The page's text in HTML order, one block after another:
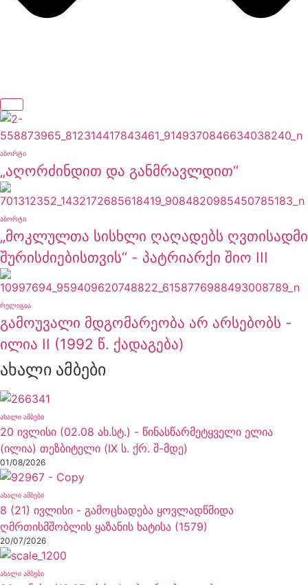
ᲐᲑᲝᲠᲢᲘ
„აღორძინდით და განმრავლდით“
ᲐᲑᲝᲠᲢᲘ
„მოკლულთა სისხლი ღაღადებს ღვთისადმი
შურისძიებისთვის“ - პატრიარქი შიო III
ᲠᲔᲚᲘᲒᲘᲐ
გამოუვალი მდგომარეობა არ არსებობს -
ილია II (1992 წ. ქადაგება)
ახალი ამბები
ᲐᲮᲐᲚᲘ ᲐᲛᲑᲔᲑᲘ
20 ივლისი (02.08 ახ.სტ.) - წინასწარმეტყველი ელია
(ილია) თეზბიტელი (IX ს. ქრ. შ-მდე)
01/08/2026
ᲐᲮᲐᲚᲘ ᲐᲛᲑᲔᲑᲘ
8 (21) ივლისი - გამოცხადება ყოვლადწმიდა
ღმრთისმშობლის ყაზანის ხატისა (1579)
20/07/2026
ᲐᲮᲐᲚᲘ ᲐᲛᲑᲔᲑᲘ